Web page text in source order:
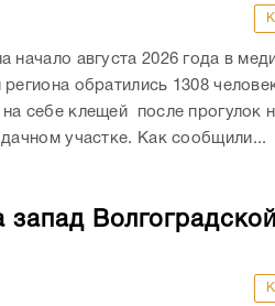
начало августа 2026 года в
региона обратились 1308
себе клещей после прогулок
участке. Как сообщили...
Волгоградской